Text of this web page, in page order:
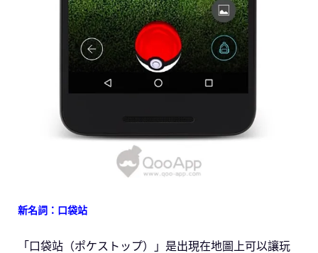
新名詞：口袋站
「口袋站（ポケストップ）」是出現在地圖上可以讓玩